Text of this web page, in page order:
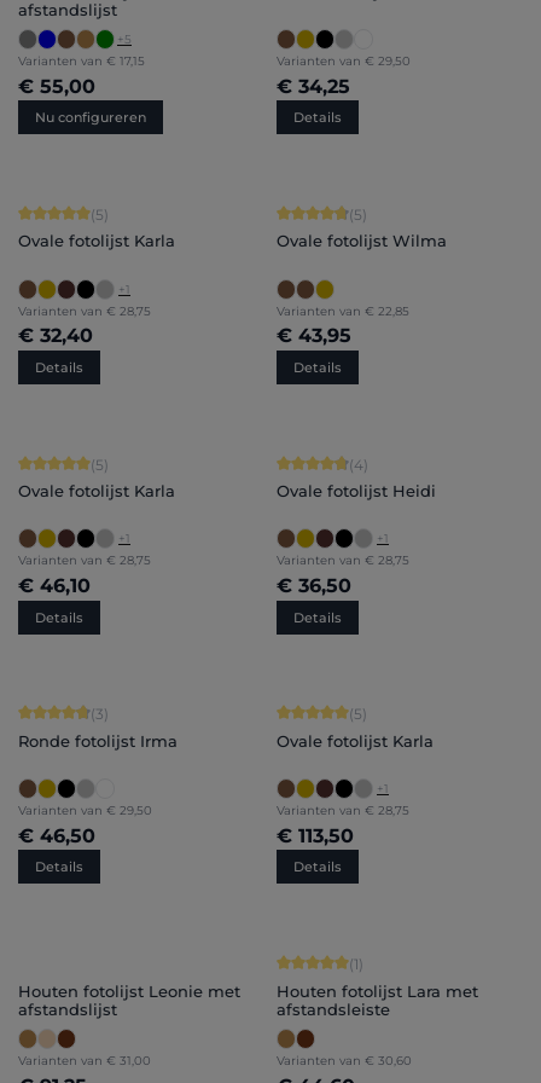
afstandslijst
+5
Varianten van € 17,15
€ 55,00
Nu configureren
Varianten van € 29,50
€ 34,25
Details
Gemiddelde waardering van 5 van 5 sterren
(5)
Ovale fotolijst Karla
+1
Varianten van € 28,75
€ 32,40
Details
Gemiddelde waardering van 4.8 van
(5)
Ovale fotolijst Wilma
Varianten van € 22,85
€ 43,95
Details
Gemiddelde waardering van 5 van 5 sterren
(5)
Ovale fotolijst Karla
+1
Varianten van € 28,75
€ 46,10
Details
Gemiddelde waardering van 4.75
(4)
Ovale fotolijst Heidi
+1
Varianten van € 28,75
€ 36,50
Details
Gemiddelde waardering van 4.67 van 5 sterren
(3)
Ronde fotolijst Irma
Varianten van € 29,50
€ 46,50
Details
Gemiddelde waardering van 5 van 5
(5)
Ovale fotolijst Karla
+1
Varianten van € 28,75
€ 113,50
Details
Houten fotolijst Leonie met
afstandslijst
Varianten van € 31,00
Gemiddelde waardering van 5 van 5
(1)
Houten fotolijst Lara met
afstandsleiste
Varianten van € 30,60